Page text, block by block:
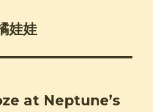
娃娃
at Neptune’s